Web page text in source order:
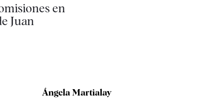
en
Juan
Ángela Martialay